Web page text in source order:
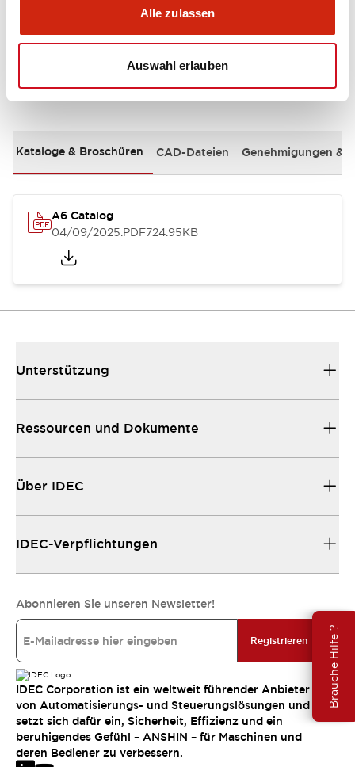
Alle zulassen
Auswahl erlauben
Brauche Hilfe ?
Dokumente und Dateien
Kataloge & Broschüren CAD-Dateien Genehmigungen &
A6 Catalog
04/09/2025.PDF724.95KB
Unterstützung
Ressourcen und Dokumente
Über IDEC
IDEC-Verpflichtungen
Abonnieren Sie unseren Newsletter!
Registrieren
IDEC Corporation ist ein weltweit führender Anbieter
von Automatisierungs- und Steuerungslösungen und
setzt sich dafür ein, Sicherheit, Effizienz und ein
beruhigendes Gefühl – ANSHIN – für Maschinen und
deren Bediener zu verbessern.